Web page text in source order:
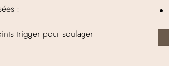
:
trigger pour soulager